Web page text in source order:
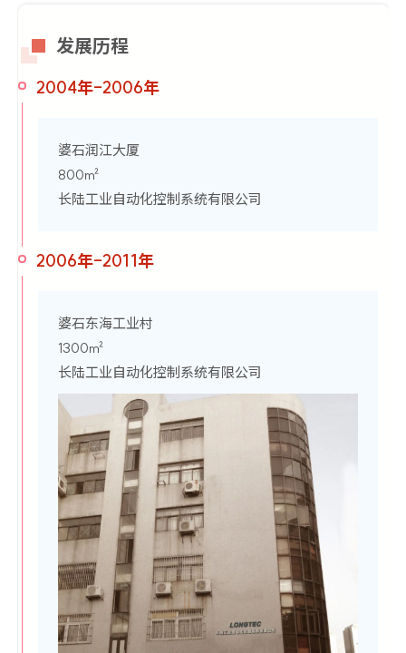
发展历程
2004年-2006年
婆石润江大厦
800㎡
长陆工业自动化控制系统有限公司
2006年-2011年
婆石东海工业村
1300㎡
长陆工业自动化控制系统有限公司